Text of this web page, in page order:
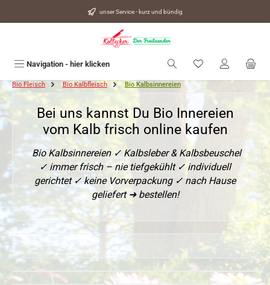
unser Service - kurz und bündig
Navigation - hier klicken Du hast 0
Bio Fleisch Bio Kalbfleisch Bio Kalbsinnereien
Bei uns kannst Du Bio Innereien
vom Kalb frisch online kaufen
Bio Kalbsinnereien ✓ Kalbsleber & Kalbsbeuschel
✓ immer frisch – nie tiefgekühlt ✓ individuell
gerichtet ✓ keine Vorverpackung ✓ nach Hause
geliefert ➜ bestellen!